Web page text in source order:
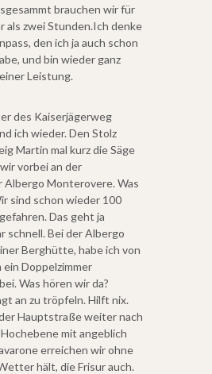
brauchen wir für
als zwei Stunden.Ich denke
den ich ja auch schon
und bin wieder ganz
Leistung.
des Kaiserjägerweg
ich wieder. Den Stolz
Martin mal kurz die Säge
vorbei an der
Albergo Monterovere. Was
sind schon wieder 100
Das geht ja
schnell. Bei der Albergo
Berghütte, habe ich von
ein Doppelzimmer
Was hören wir da?
an zu tröpfeln. Hilft nix.
Hauptstraße weiter nach
mit angeblich
erreichen wir ohne
hält, die Frisur auch.